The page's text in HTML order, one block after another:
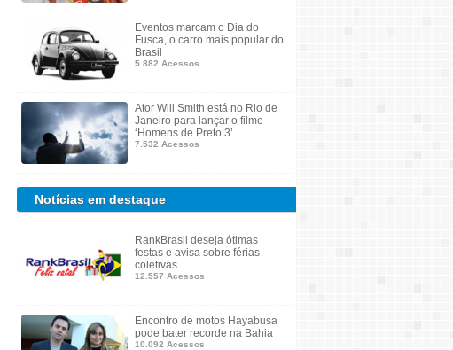
Eventos marcam o Dia do
Fusca, o carro mais popular do
Brasil
5.882 Acessos
Ator Will Smith está no Rio de
Janeiro para lançar o filme
‘Homens de Preto 3’
7.532 Acessos
Notícias em destaque
RankBrasil deseja ótimas
festas e avisa sobre férias
coletivas
12.557 Acessos
Encontro de motos Hayabusa
pode bater recorde na Bahia
10.092 Acessos